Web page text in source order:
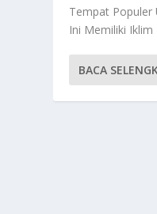
Tempat Populer
Ini Memiliki Iklim
BACA